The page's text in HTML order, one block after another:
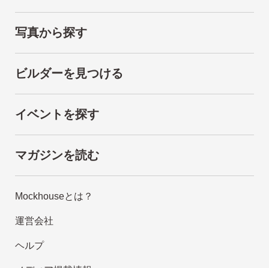
写真から探す
ビルダーを見つける
イベントを探す
マガジンを読む
Mockhouseとは？
運営会社
ヘルプ